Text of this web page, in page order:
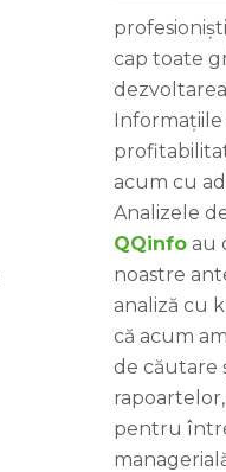
cap toate
Informațiile
acum cu
Analizele
QQinfo au
noastre
analiză cu
că acum
de căutare
pentru